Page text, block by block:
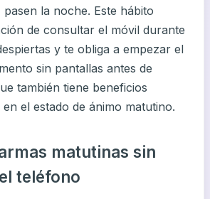
pasen la noche. Este hábito
de consultar el móvil durante
y te obliga a empezar el
sin pantallas antes de
también tiene beneficios
el estado de ánimo matutino.
matutinas sin
teléfono